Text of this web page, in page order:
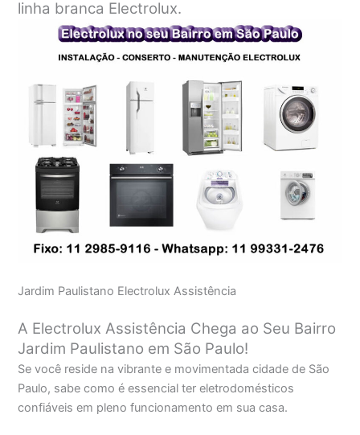
linha branca Electrolux.
Jardim Paulistano Electrolux Assistência
A Electrolux Assistência Chega ao Seu Bairro
Jardim Paulistano em São Paulo!
Se você reside na vibrante e movimentada cidade de São
Paulo, sabe como é essencial ter eletrodomésticos
confiáveis em pleno funcionamento em sua casa.